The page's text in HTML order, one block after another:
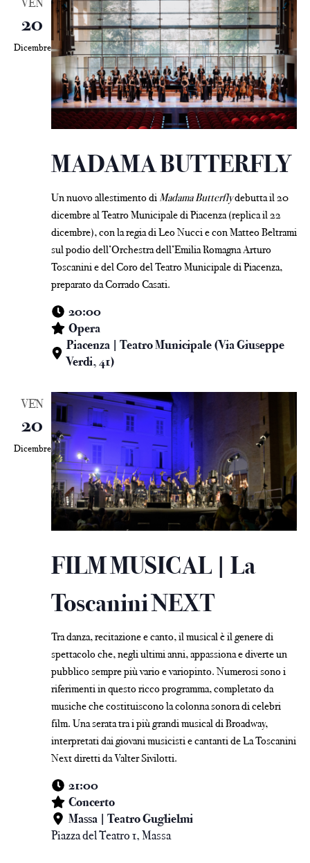
20
Dicembre
MADAMA BUTTERFLY
Un nuovo allestimento diMadama Butterflydebutta il 20
dicembre al Teatro Municipale di Piacenza (replica il 22
dicembre), con la regia di Leo Nucci e con Matteo Beltrami
sul podio dell’Orchestra dell’Emilia Romagna Arturo
Toscanini e del Coro del Teatro Municipale di Piacenza,
preparato da Corrado Casati.
20:00
Opera
Piacenza | Teatro Municipale (Via Giuseppe
Verdi, 41)
VEN
20
Dicembre
FILM MUSICAL | La
Toscanini NEXT
Tra danza, recitazione e canto, il musical è il genere di
spettacolo che, negli ultimi anni, appassiona e diverte un
pubblico sempre più vario e variopinto. Numerosi sono i
riferimenti in questo ricco programma, completato da
musiche che costituiscono la colonna sonora di celebri
film. Una serata tra i più grandi musical di Broadway,
interpretati dai giovani musicisti e cantanti de La Toscanini
Next diretti da Valter Sivilotti.
21:00
Concerto
Massa | Teatro Guglielmi
Piazza del Teatro 1, Massa